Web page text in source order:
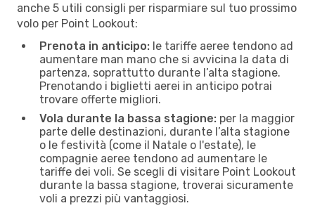
anche 5 utili consigli per risparmiare sul tuo prossimo
volo per Point Lookout:
Prenota in anticipo: le tariffe aeree tendono ad
aumentare man mano che si avvicina la data di
partenza, soprattutto durante l’alta stagione.
Prenotando i biglietti aerei in anticipo potrai
trovare offerte migliori.
Vola durante la bassa stagione: per la maggior
parte delle destinazioni, durante l’alta stagione
o le festività (come il Natale o l'estate), le
compagnie aeree tendono ad aumentare le
tariffe dei voli. Se scegli di visitare Point Lookout
durante la bassa stagione, troverai sicuramente
voli a prezzi più vantaggiosi.